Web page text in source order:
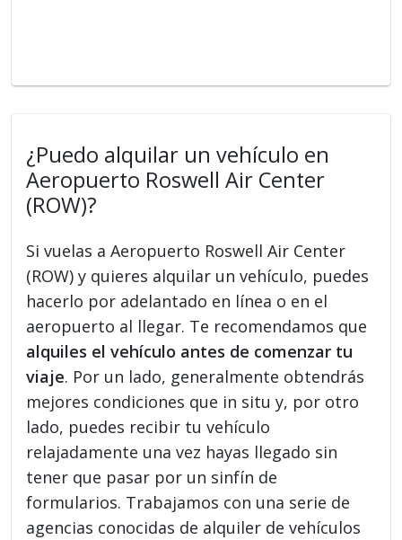
¿Puedo alquilar un vehículo en
Aeropuerto Roswell Air Center
(ROW)?
Si vuelas a Aeropuerto Roswell Air Center
(ROW) y quieres alquilar un vehículo, puedes
hacerlo por adelantado en línea o en el
aeropuerto al llegar. Te recomendamos que
alquiles el vehículo antes de comenzar tu
viaje. Por un lado, generalmente obtendrás
mejores condiciones que in situ y, por otro
lado, puedes recibir tu vehículo
relajadamente una vez hayas llegado sin
tener que pasar por un sinfín de
formularios. Trabajamos con una serie de
agencias conocidas de alquiler de vehículos